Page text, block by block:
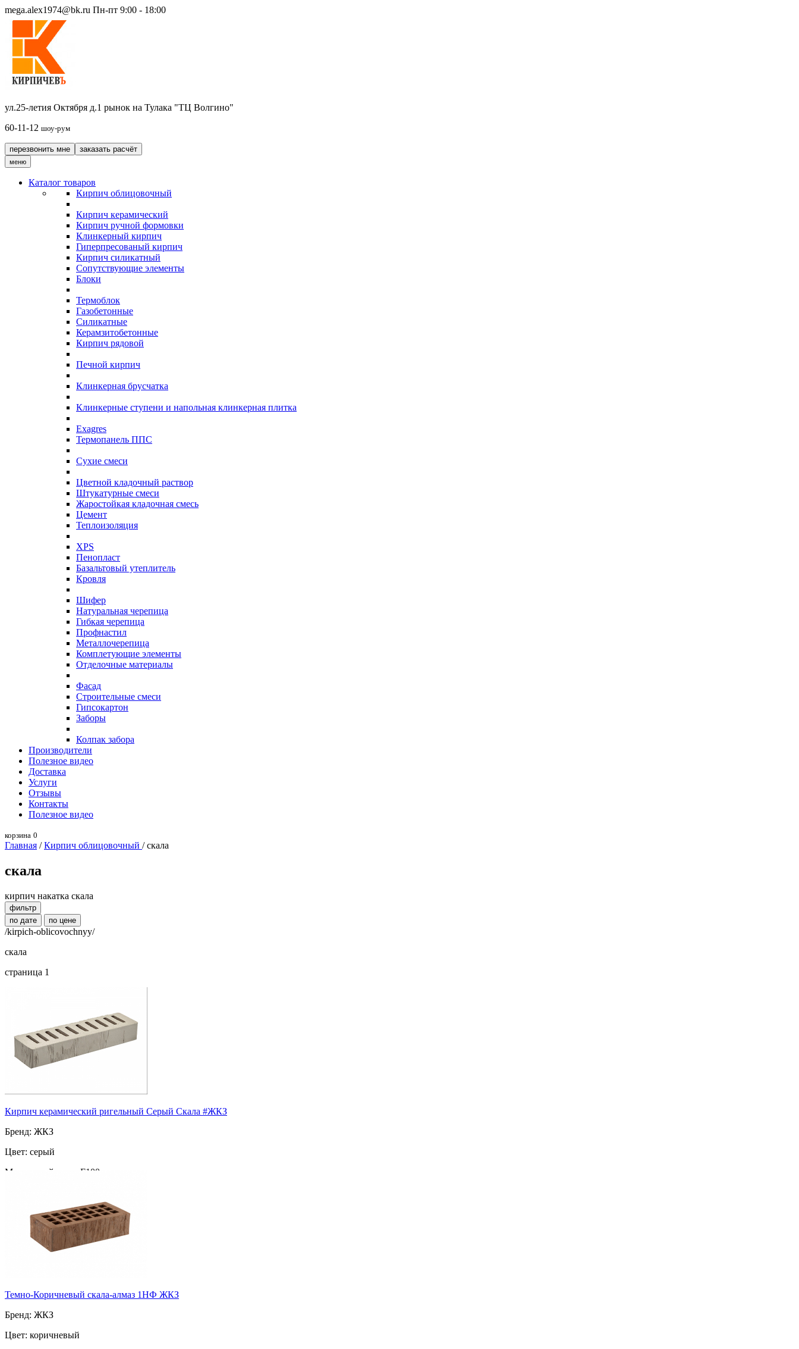
mega.alex1974@bk.ru Пн-пт 9:00 - 18:00
ул.25-летия Октября д.1 рынок на Тулака "ТЦ Волгино"
60-11-12 шоу-рум
перезвонить мне заказать расчёт
меню
Каталог товаров
Кирпич облицовочный
Кирпич керамический
Кирпич ручной формовки
Клинкерный кирпич
Гиперпресованый кирпич
Кирпич силикатный
Сопутствующие элементы
Блоки
Термоблок
Газобетонные
Силикатные
Керамзитобетонные
Кирпич рядовой
Печной кирпич
Клинкерная брусчатка
Клинкерные ступени и напольная клинкерная плитка
Exagres
Термопанель ППС
Сухие смеси
Цветной кладочный раствор
Штукатурные смеси
Жаростойкая кладочная смесь
Цемент
Теплоизоляция
XPS
Пенопласт
Базальтовый утеплитель
Кровля
Шифер
Натуральная черепица
Гибкая черепица
Профнастил
Металлочерепица
Комплетующие элементы
Отделочные материалы
Фасад
Строительные смеси
Гипсокартон
Заборы
Колпак забора
Производители
Полезное видео
Доставка
Услуги
Отзывы
Контакты
Полезное видео
корзина 0
Главная /Кирпич облицовочный / скала
скала
кирпич накатка скала
фильтр
по дате
по цене
/kirpich-oblicovochnyy/
скала
страница 1
Кирпич керамический ригельный Серый Скала #ЖКЗ
Бренд: ЖКЗ
Цвет: серый
Морозостойкость: F100
Поверхность: скала
Пустотность: пустотелый
Темно-Коричневый скала-алмаз 1НФ ЖКЗ
Бренд: ЖКЗ
Цвет: коричневый